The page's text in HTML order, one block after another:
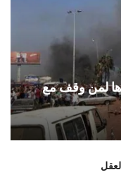
لمن وقف مع